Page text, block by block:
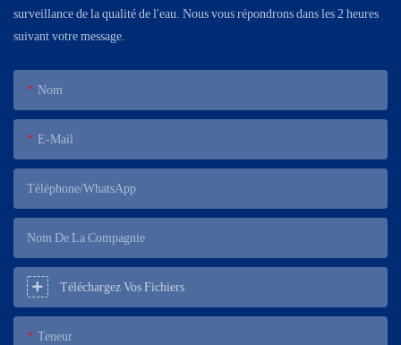
surveillance de la qualité de l'eau. Nous vous répondrons dans les 2 heures
suivant votre message.
Nom
E-Mail
Téléphone/WhatsApp
Nom De La Compagnie
Téléchargez Vos Fichiers
Teneur